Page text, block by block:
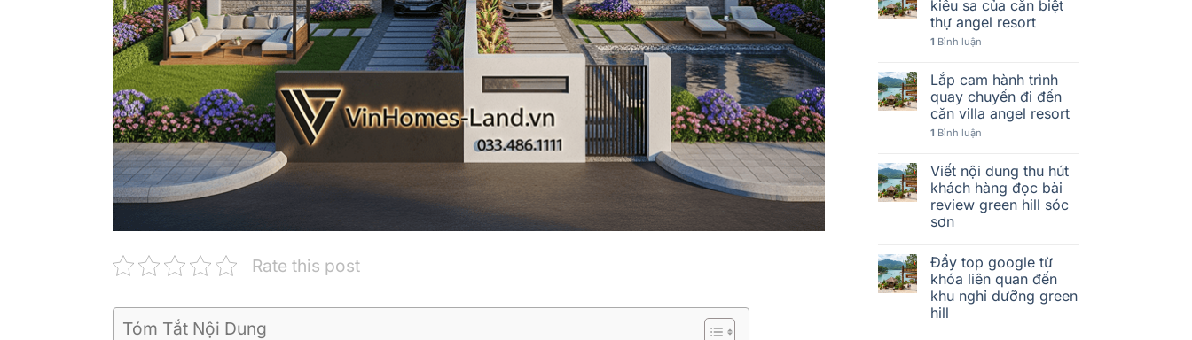
Rate this post
Tóm Tắt Nội Dung
kiêu sa của căn biệt
thự angel resort
1 Bình luận
Lắp cam hành trình
quay chuyến đi đến
căn villa angel resort
1 Bình luận
Viết nội dung thu hút
khách hàng đọc bài
review green hill sóc
sơn
Đẩy top google từ
khóa liên quan đến
khu nghỉ dưỡng green
hill